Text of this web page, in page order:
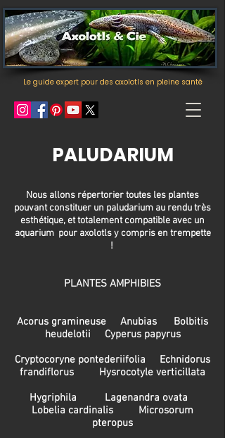
Le guide expert pour des axolotls en pleine santé
PALUDARIUM
Nous allons répertorier toutes les plantes
pouvant constituer un paludarium au rendu très
esthétique, et totalement compatible avec un
aquarium pour axolotls y compris en trempette
!
PLANTES AMPHIBIES
Acorus gramineuse Anubias Bolbitis
heudelotii Cyperus papyrus
Cryptocoryne pontederiifolia Echnidorus
frandiflorus Hysrocotyle verticillata
Hygriphila Lagenandra ovata
Lobelia cardinalis Microsorum
pteropus